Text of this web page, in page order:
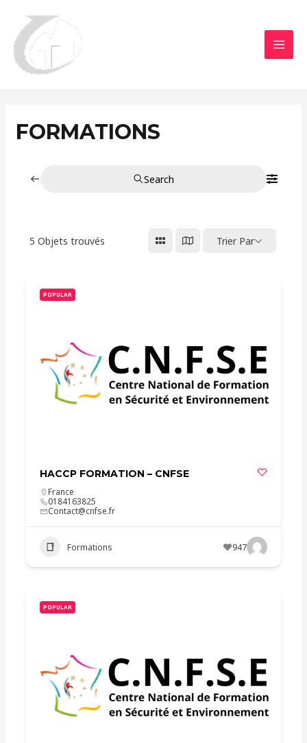
contenu
FORMATIONS
Search
5 Objets trouvés Trier Par
POPULAR
HACCP FORMATION – CNFSE
France
0184163825
Contact@cnfse.fr
Formations 947
POPULAR